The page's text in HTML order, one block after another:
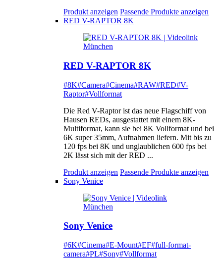
Produkt anzeigen Passende Produkte anzeigen
RED V-RAPTOR 8K
RED V-RAPTOR 8K
#8K#Camera#Cinema#RAW#RED#V-
Raptor#Vollformat
Die Red V-Raptor ist das neue Flagschiff von
Hausen REDs, ausgestattet mit einem 8K-
Multiformat, kann sie bei 8K Vollformat und bei
6K super 35mm, Aufnahmen liefern. Mit bis zu
120 fps bei 8K und unglaublichen 600 fps bei
2K lässt sich mit der RED ...
Produkt anzeigen Passende Produkte anzeigen
Sony Venice
Sony Venice
#6K#Cinema#E-Mount#EF#full-format-
camera#PL#Sony#Vollformat